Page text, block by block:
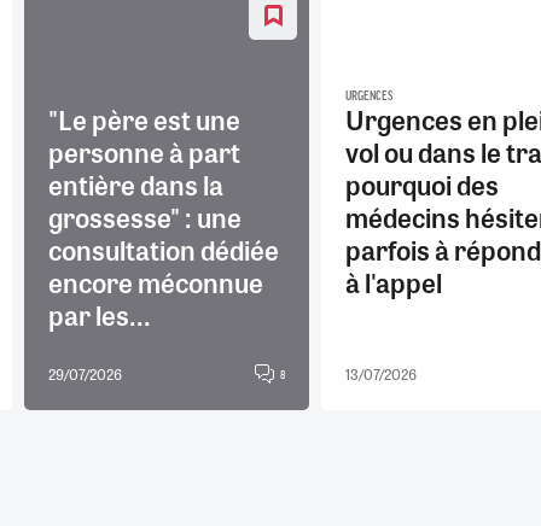
"Le père est une
personne à part
entière dans la
grossesse" : une
consultation dédiée
encore méconnue
par les...
29/07/2026 8
URGENCES
Urgences en
vol ou dans le
pourquoi des
médecins
parfois à
à l'appel
13/07/2026